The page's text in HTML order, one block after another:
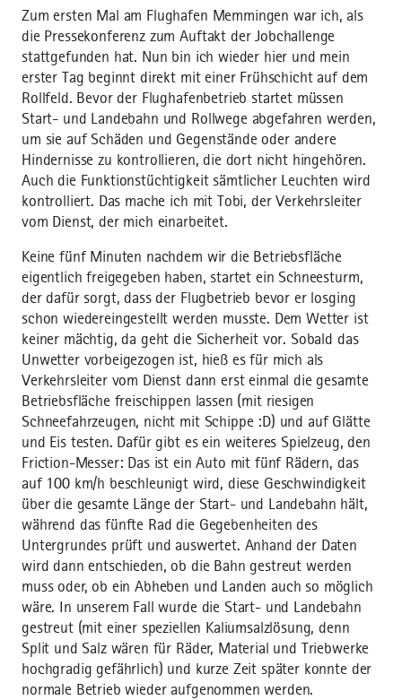
Zum ersten Mal am Flughafen Memmingen war ich, als
die Pressekonferenz zum Auftakt der Jobchallenge
stattgefunden hat. Nun bin ich wieder hier und mein
erster Tag beginnt direkt mit einer Frühschicht auf dem
Rollfeld. Bevor der Flughafenbetrieb startet müssen
Start- und Landebahn und Rollwege abgefahren werden,
um sie auf Schäden und Gegenstände oder andere
Hindernisse zu kontrollieren, die dort nicht hingehören.
Auch die Funktionstüchtigkeit sämtlicher Leuchten wird
kontrolliert. Das mache ich mit Tobi, der Verkehrsleiter
vom Dienst, der mich einarbeitet.
Keine fünf Minuten nachdem wir die Betriebsfläche
eigentlich freigegeben haben, startet ein Schneesturm,
der dafür sorgt, dass der Flugbetrieb bevor er losging
schon wiedereingestellt werden musste. Dem Wetter ist
keiner mächtig, da geht die Sicherheit vor. Sobald das
Unwetter vorbeigezogen ist, hieß es für mich als
Verkehrsleiter vom Dienst dann erst einmal die gesamte
Betriebsfläche freischippen lassen (mit riesigen
Schneefahrzeugen, nicht mit Schippe :D) und auf Glätte
und Eis testen. Dafür gibt es ein weiteres Spielzeug, den
Friction-Messer: Das ist ein Auto mit fünf Rädern, das
auf 100 km/h beschleunigt wird, diese Geschwindigkeit
über die gesamte Länge der Start- und Landebahn hält,
während das fünfte Rad die Gegebenheiten des
Untergrundes prüft und auswertet. Anhand der Daten
wird dann entschieden, ob die Bahn gestreut werden
muss oder, ob ein Abheben und Landen auch so möglich
wäre. In unserem Fall wurde die Start- und Landebahn
gestreut (mit einer speziellen Kaliumsalzlösung, denn
Split und Salz wären für Räder, Material und Triebwerke
hochgradig gefährlich) und kurze Zeit später konnte der
normale Betrieb wieder aufgenommen werden.